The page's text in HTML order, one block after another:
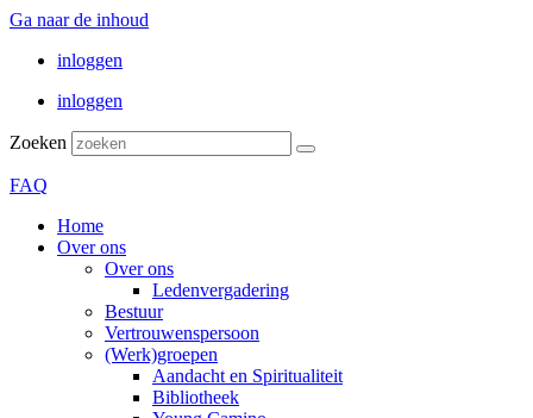
Ga naar de inhoud
inloggen
inloggen
Zoeken
FAQ
Home
Over ons
Over ons
Ledenvergadering
Bestuur
Vertrouwenspersoon
(Werk)groepen
Aandacht en Spiritualiteit
Bibliotheek